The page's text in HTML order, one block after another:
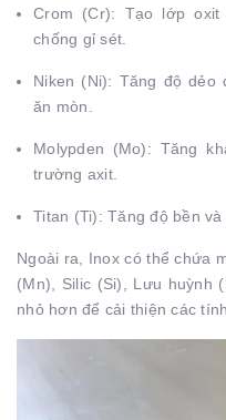
Crom (Cr): Tạo lớp
chống gỉ sét.
Niken (Ni): Tăng độ dẻo
ăn mòn.
Molypden (Mo): Tăng
trường axit.
Titan (Ti): Tăng độ bền
Ngoài ra, Inox có thể chứa
(Mn), Silic (Si), Lưu huỳnh
nhỏ hơn để cải thiện các